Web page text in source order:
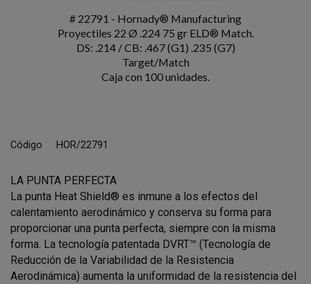
# 22791 - Hornady® Manufacturing
Proyectiles 22 Ø .224 75 gr ELD® Match.
DS: .214 / CB: .467 (G1) .235 (G7)
Target/Match
Caja con 100 unidades.
Código HOR/22791
LA PUNTA PERFECTA
La punta Heat Shield® es inmune a los efectos del
calentamiento aerodinámico y conserva su forma para
proporcionar una punta perfecta, siempre con la misma
forma. La tecnología patentada DVRT™ (Tecnología de
Reducción de la Variabilidad de la Resistencia
Aerodinámica) aumenta la uniformidad de la resistencia del